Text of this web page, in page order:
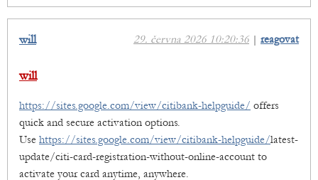
29. června 2026 10:20:36 | reagovat
will
will
https://sites.google.com/view/citibank-helpguide/ offers
quick and secure activation options.
Use https://sites.google.com/view/citibank-helpguide/latest-
update/citi-card-registration-without-online-account to
activate your card anytime, anywhere.